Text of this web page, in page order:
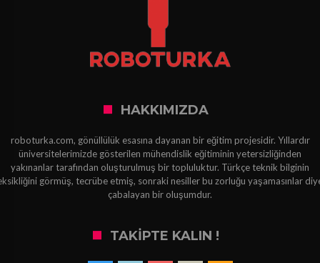
HAKKIMIZDA
roboturka.com, gönüllülük esasına dayanan bir eğitim projesidir. Yıllardır
üniversitelerimizde gösterilen mühendislik eğitiminin yetersizliğinden
yakınanlar tarafından oluşturulmuş bir topluluktur. Türkçe teknik bilginin
görmüş, tecrübe etmiş, sonraki nesiller bu zorluğu yaşamasınlar
çabalayan bir oluşumdur.
TAKIPTE KALIN !